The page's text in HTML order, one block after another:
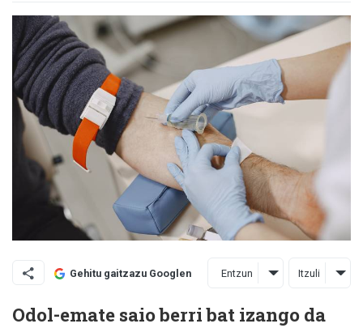
Gehitu gaitzazu Googlen Entzun Itzuli
Odol-emate saio berri bat izango da